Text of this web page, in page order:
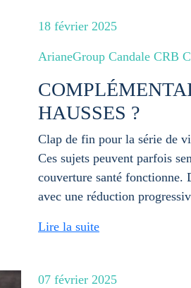
18 février 2025
ArianeGroup Candale CRB
HAUSSES ?
Clap de fin pour la série de
Ces sujets peuvent parfois
couverture santé fonctionne.
avec une réduction
Lire la suite
07 février 2025